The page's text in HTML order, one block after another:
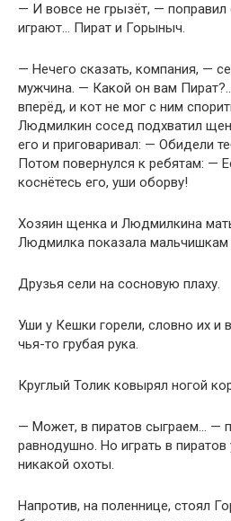
— И вовсе не грызёт, —
играют… Пират и Горыныч.
— Нечего сказать, компания, —
мужчина. — Какой он вам
вперёд, и кот не мог с ним
Людмилкин сосед подхватил
его и приговаривал: — Обидели
Потом повернулся к ребятам: —
коснётесь его, уши оборву!
Хозяин щенка и Людмилкина
Людмилка показала мальчишкам
Друзья сели на сосновую плаху.
Уши у Кешки горели, словно их и
чья-то грубая рука.
Круглый Толик ковырял ногой
— Может, в пиратов сыграем… —
равнодушно. Но играть в
никакой охоты.
Напротив, на поленнице, стоял